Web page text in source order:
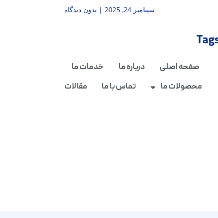
سپتامبر 24, 2025 بدون دیدگاه
صفحه اصلی درباره ما
خدمات ما
محصولات ما
تماس با ما مقالات